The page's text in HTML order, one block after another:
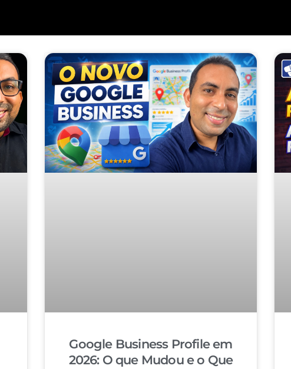
Google Business Profile em
2026: O que Mudou e o Que